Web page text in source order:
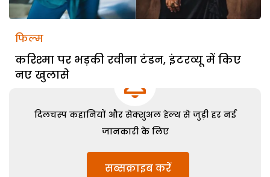
फिल्म
करिश्मा पर भड़की रवीना टंडन, इंटरव्यू में किए
नए खुलासे
दिलचस्प कहानियों और सेक्शुअल हेल्थ से जुड़ी हर नई
जानकारी के लिए
सब्सक्राइब करें